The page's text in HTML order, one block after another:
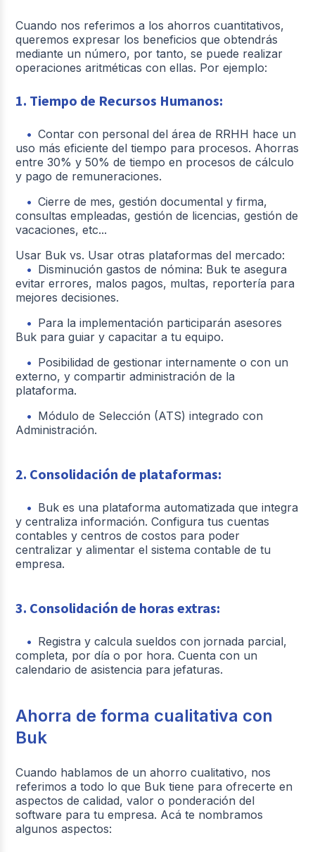
Cuando nos referimos a los ahorros cuantitativos,
queremos expresar los beneficios que obtendrás
mediante un número, por tanto, se puede realizar
operaciones aritméticas con ellas. Por ejemplo:
1. Tiempo de Recursos Humanos:
Contar con personal del área de RRHH hace un
uso más eficiente del tiempo para procesos. Ahorras
entre 30% y 50% de tiempo en procesos de cálculo
y pago de remuneraciones.
Cierre de mes, gestión documental y firma,
consultas empleadas, gestión de licencias, gestión de
vacaciones, etc...
Usar Buk vs. Usar otras plataformas del mercado:
Disminución gastos de nómina: Buk te asegura
evitar errores, malos pagos, multas, reportería para
mejores decisiones.
Para la implementación participarán asesores
Buk para guiar y capacitar a tu equipo.
Posibilidad de gestionar internamente o con un
externo, y compartir administración de la
plataforma.
Módulo de Selección (ATS) integrado con
Administración.
2. Consolidación de plataformas:
Buk es una plataforma automatizada que integra
y centraliza información. Configura tus cuentas
contables y centros de costos para poder
centralizar y alimentar el sistema contable de tu
empresa.
3. Consolidación de horas extras:
Registra y calcula sueldos con jornada parcial,
completa, por día o por hora. Cuenta con un
calendario de asistencia para jefaturas.
Ahorra de forma cualitativa con
Buk
Cuando hablamos de un ahorro cualitativo, nos
referimos a todo lo que Buk tiene para ofrecerte en
aspectos de calidad, valor o ponderación del
software para tu empresa. Acá te nombramos
algunos aspectos: